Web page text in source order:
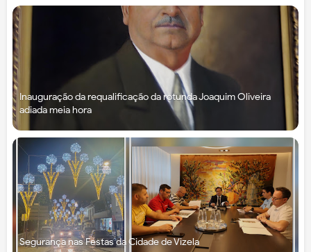
Inauguração da requalificação da rotunda Joaquim Oliveira
adiada meia hora
Segurança nas Festas da Cidade de Vizela